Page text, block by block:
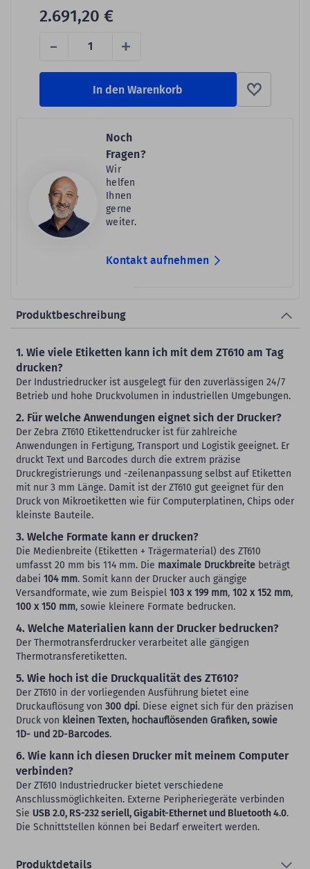
- +
2.691,20 €
In den Warenkorb
Noch
Fragen?
Wir
helfen
Ihnen
gerne
weiter.
Kontakt aufnehmen
Produktbeschreibung
1. Wie viele Etiketten kann ich mit dem ZT610 am Tag
drucken?
Der Industriedrucker ist ausgelegt für den zuverlässigen 24/7
Betrieb und hohe Druckvolumen in industriellen Umgebungen.
2. Für welche Anwendungen eignet sich der Drucker?
Der Zebra ZT610 Etikettendrucker ist für zahlreiche
Anwendungen in Fertigung, Transport und Logistik geeignet. Er
druckt Text und Barcodes durch die extrem präzise
Druckregistrierungs und -zeilenanpassung selbst auf Etiketten
mit nur 3 mm Länge. Damit ist der ZT610 gut geeignet für den
Druck von Mikroetiketten wie für Computerplatinen, Chips oder
kleinste Bauteile.
3. Welche Formate kann er drucken?
Die Medienbreite (Etiketten + Trägermaterial) des ZT610
umfasst 20 mm bis 114 mm. Die maximale Druckbreite beträgt
dabei 104 mm. Somit kann der Drucker auch gängige
Versandformate, wie zum Beispiel 103 x 199 mm, 102 x 152 mm,
100 x 150 mm, sowie kleinere Formate bedrucken.
4. Welche Materialien kann der Drucker bedrucken?
Der Thermotransferdrucker verarbeitet alle gängigen
Thermotransferetiketten.
5. Wie hoch ist die Druckqualität des ZT610?
Der ZT610 in der vorliegenden Ausführung bietet eine
Druckauflösung von 300 dpi. Diese eignet sich für den präzisen
Druck von kleinen Texten, hochauflösenden Grafiken, sowie
1D- und 2D-Barcodes.
6. Wie kann ich diesen Drucker mit meinem Computer
verbinden?
Der ZT610 Industriedrucker bietet verschiedene
Anschlussmöglichkeiten. Externe Peripheriegeräte verbinden
Sie USB 2.0, RS-232 seriell, Gigabit-Ethernet und Bluetooth 4.0.
Die Schnittstellen können bei Bedarf erweitert werden.
Produktdetails